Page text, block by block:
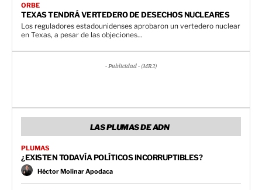
ORBE
TEXAS TENDRÁ VERTEDERO DE DESECHOS NUCLEARES
Los reguladores estadounidenses aprobaron un vertedero nuclear
en Texas, a pesar de las objeciones...
- Publicidad - (MR2)
LAS PLUMAS DE ADN
PLUMAS
¿EXISTEN TODAVÍA POLÍTICOS INCORRUPTIBLES?
Héctor Molinar Apodaca